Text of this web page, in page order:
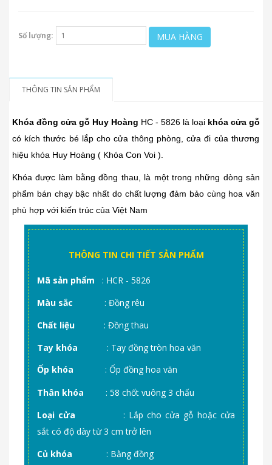
Số lượng: MUA HÀNG
THÔNG TIN SẢN PHẨM
Khóa đồng cửa gỗ Huy Hoàng HC - 5826 là loại khóa cửa gỗ
có kích thước bé lắp cho cửa thông phòng, cửa đi của thương
hiệu khóa Huy Hoàng ( Khóa Con Voi ).
Khóa được làm bằng đồng thau, là một trong những dòng sản
phẩm bán chạy bậc nhất do chất lượng đảm bảo cùng hoa văn
phù hợp với kiến trúc của Việt Nam
THÔNG TIN CHI TIẾT SẢN PHẨM
Mã sản phẩm : HCR - 5826
Màu sắc : Đồng rêu
Chất liệu : Đồng thau
Tay khóa : Tay đồng tròn hoa văn
Ốp khóa : Ốp đồng hoa văn
Thân khóa : 58 chốt vuông 3 chấu
Loại cửa : Lắp cho cửa gỗ hoặc cửa
sắt có độ dày từ 3 cm trở lên
Củ khóa : Bằng đồng